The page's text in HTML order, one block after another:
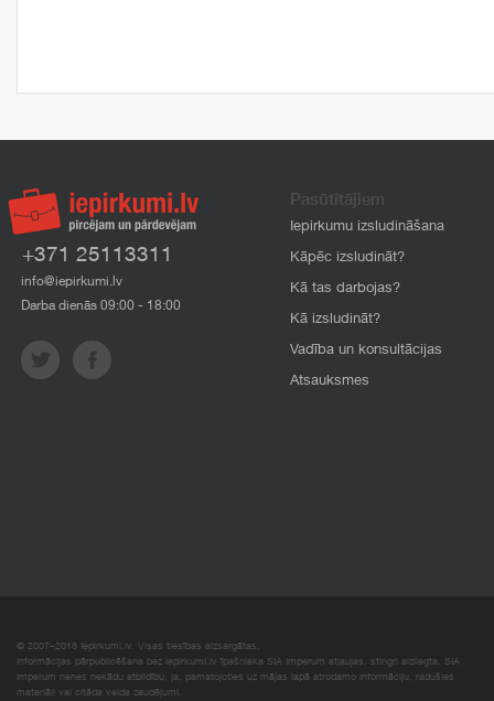
+371 25113311
info@iepirkumi.lv
Darba dienās 09:00 - 18:00
Pasūtītājiem
Iepirkumu izsludināšana
Kāpēc izsludināt?
Kā tas darbojas?
Kā izsludināt?
Vadība un konsultācijas
Atsauksmes
© 2007–2018 Iepirkumi.lv. Visas tiesības aizsargātas.
Informācijas pārpublicēšana bez iepirkumi.lv īpašnieka SIA Imperum atļaujas, stingri aizliegta. SIA
Imperum nenes nekādu atbildību, ja, pamatojoties uz mājas lapā atrodamo informāciju, radušies
materiāli vai citāda veida zaudējumi.